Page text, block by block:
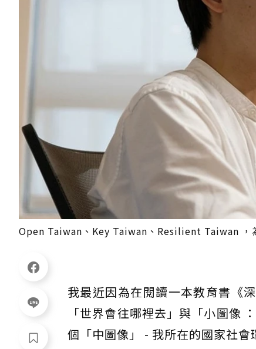
Open Taiwan、Key Taiwan、Resilient Taiwan ，
我最近因為在閱讀一本教育書《
「世界會往哪裡去」與「小圖像
個「中圖像」 - 我所在的國家社